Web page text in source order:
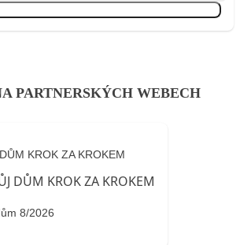
PARTNERSKÝCH WEBECH
KROK ZA KROKEM
8/2026